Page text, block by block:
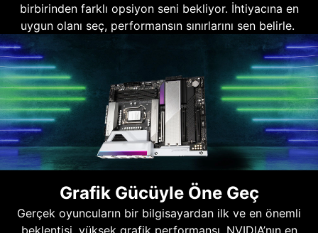
birbirinden farklı opsiyon seni bekliyor. İhtiyacına en
uygun olanı seç, performansın sınırlarını sen belirle.
Grafik Gücüyle Öne Geç
Gerçek oyuncuların bir bilgisayardan ilk ve en önemli